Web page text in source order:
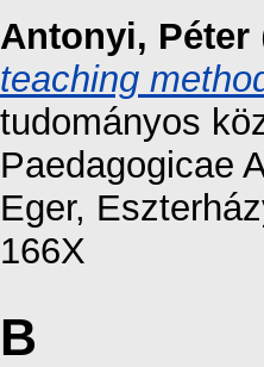
Antonyi, Péter
teaching
tudományos
Paedagogicae
Eger,
166X
B